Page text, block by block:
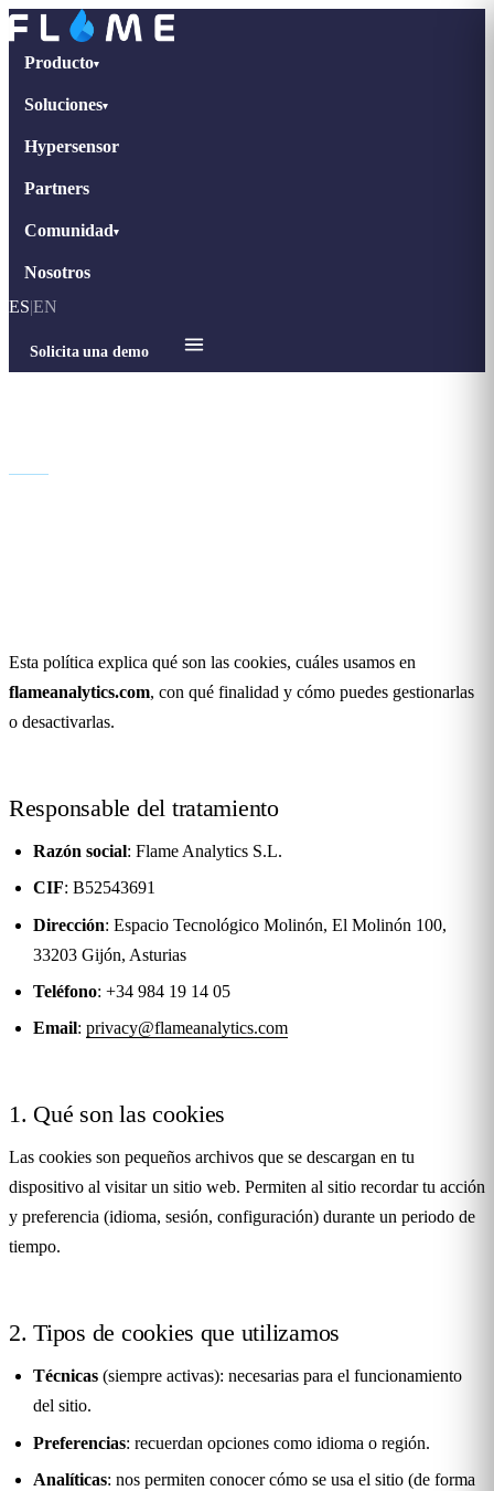
Producto▾
Soluciones▾
Hypersensor
Partners
Comunidad▾
Nosotros
ES|EN
Solicita una demo
Esta política explica qué son las cookies, cuáles usamos en
flameanalytics.com, con qué finalidad y cómo puedes gestionarlas
o desactivarlas.
Responsable del tratamiento
Razón social: Flame Analytics S.L.
CIF: B52543691
Dirección: Espacio Tecnológico Molinón, El Molinón 100,
33203 Gijón, Asturias
Teléfono: +34 984 19 14 05
Email:privacy@flameanalytics.com
1. Qué son las cookies
Las cookies son pequeños archivos que se descargan en tu
dispositivo al visitar un sitio web. Permiten al sitio recordar tu acción
y preferencia (idioma, sesión, configuración) durante un periodo de
tiempo.
2. Tipos de cookies que utilizamos
Técnicas (siempre activas): necesarias para el funcionamiento
del sitio.
Preferencias: recuerdan opciones como idioma o región.
Analíticas: nos permiten conocer cómo se usa el sitio (de forma